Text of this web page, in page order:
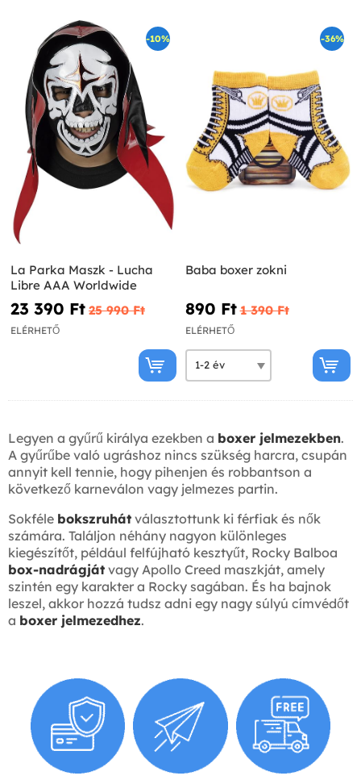
-10%
La Parka Maszk - Lucha
Libre AAA Worldwide
23 390 Ft‎ 25 990 Ft‎
ELÉRHETŐ
-36%
Baba boxer zokni
890 Ft‎ 1 390 Ft‎
ELÉRHETŐ
Legyen a gyűrű királya ezekben a boxer jelmezekben.
A gyűrűbe való ugráshoz nincs szükség harcra, csupán
annyit kell tennie, hogy pihenjen és robbantson a
következő karneválon vagy jelmezes partin.
Sokféle bokszruhát választottunk ki férfiak és nők
számára. Találjon néhány nagyon különleges
kiegészítőt, például felfújható kesztyűt, Rocky Balboa
box-nadrágját vagy Apollo Creed maszkját, amely
szintén egy karakter a Rocky sagában. És ha bajnok
leszel, akkor hozzá tudsz adni egy nagy súlyú címvédőt
a boxer jelmezedhez.